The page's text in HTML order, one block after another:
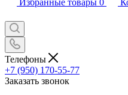
Избранные товары 0
Телефоны
+7 (950) 170-55-77
Заказать звонок